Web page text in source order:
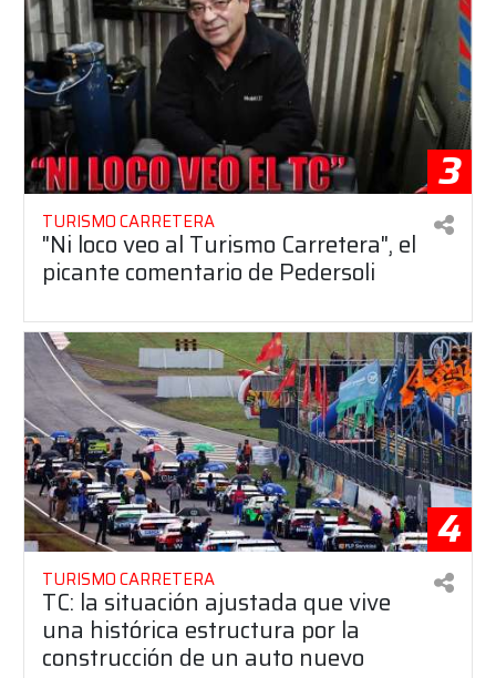
3
TURISMO CARRETERA
"Ni loco veo al Turismo Carretera", el
picante comentario de Pedersoli
4
TURISMO CARRETERA
TC: la situación ajustada que vive
una histórica estructura por la
construcción de un auto nuevo